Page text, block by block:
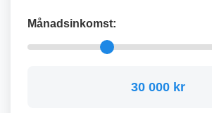
Månadsinkomst:
30 000 kr